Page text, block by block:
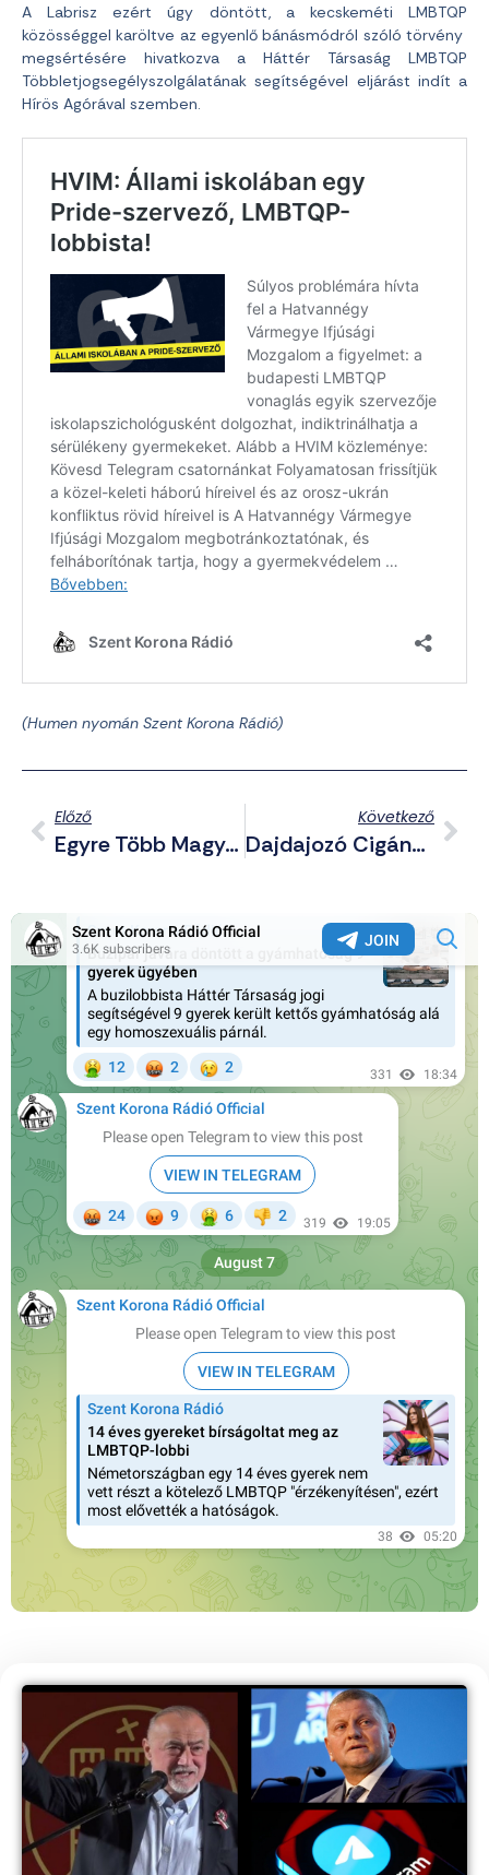
A Labrisz ezért úgy döntött, a kecskeméti LMBTQP
közösséggel karöltve az egyenlő bánásmódról szóló törvény
megsértésére hivatkozva a Háttér Társaság LMBTQP
Többletjogsegélyszolgálatának segítségével eljárást indít a
Hírös Agórával szemben.
(Humen nyomán Szent Korona Rádió)
Előző
Egyre Több Magyart Érint A Meddőség
Következő
Dajdajozó Cigányokkal Erősít A Fidesz